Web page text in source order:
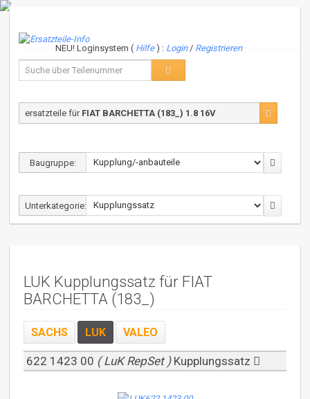
NEU! Loginsystem ( Hilfe) : Login / Registrieren
ersatzteile für FIAT BARCHETTA (183_) 1.8 16V
Baugruppe:
Unterkategorie:
LUK Kupplungssatz für FIAT
BARCHETTA (183_)
SACHS LUK VALEO
622 1423 00 ( LuK RepSet ) Kupplungssatz